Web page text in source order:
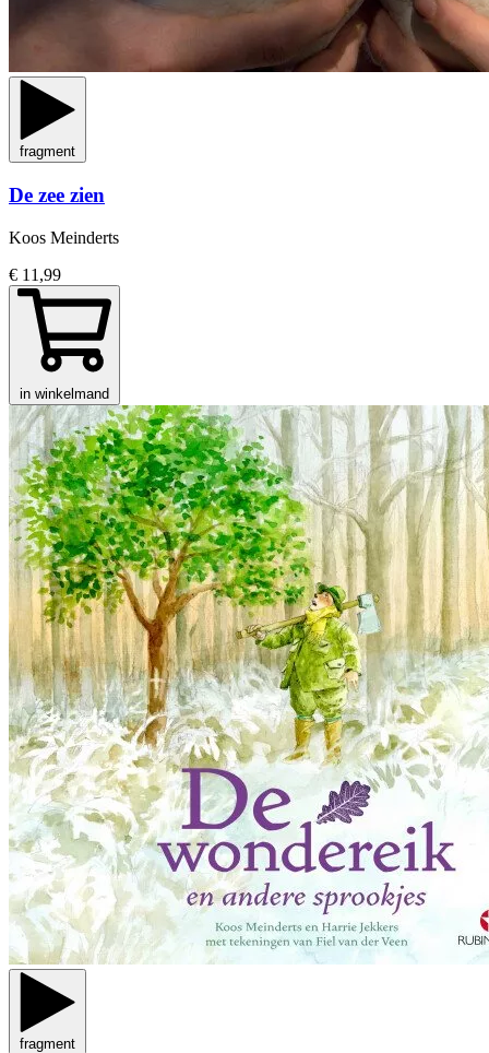
fragment
De zee zien
Koos Meinderts
€ 11,99
in winkelmand
fragment